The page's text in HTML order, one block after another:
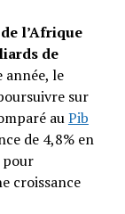
l’Afrique
de
le
sur
auPib
de 4,8% en
pour
croissance